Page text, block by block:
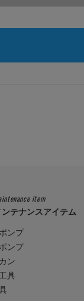
item
ンテナンスアイテム
ンプ
ンプ
ン
具